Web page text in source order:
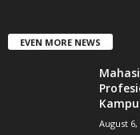
EVEN MORE NEWS
August 6,